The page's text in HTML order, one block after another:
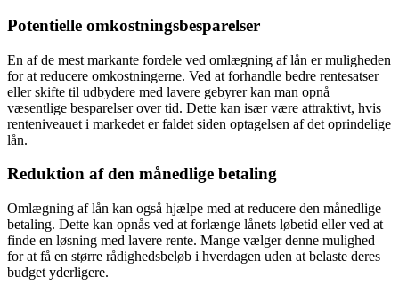
Potentielle omkostningsbesparelser
En af de mest markante fordele ved omlægning af lån er muligheden
for at reducere omkostningerne. Ved at forhandle bedre rentesatser
eller skifte til udbydere med lavere gebyrer kan man opnå
væsentlige besparelser over tid. Dette kan især være attraktivt, hvis
renteniveauet i markedet er faldet siden optagelsen af det oprindelige
lån.
Reduktion af den månedlige betaling
Omlægning af lån kan også hjælpe med at reducere den månedlige
betaling. Dette kan opnås ved at forlænge lånets løbetid eller ved at
finde en løsning med lavere rente. Mange vælger denne mulighed
for at få en større rådighedsbeløb i hverdagen uden at belaste deres
budget yderligere.